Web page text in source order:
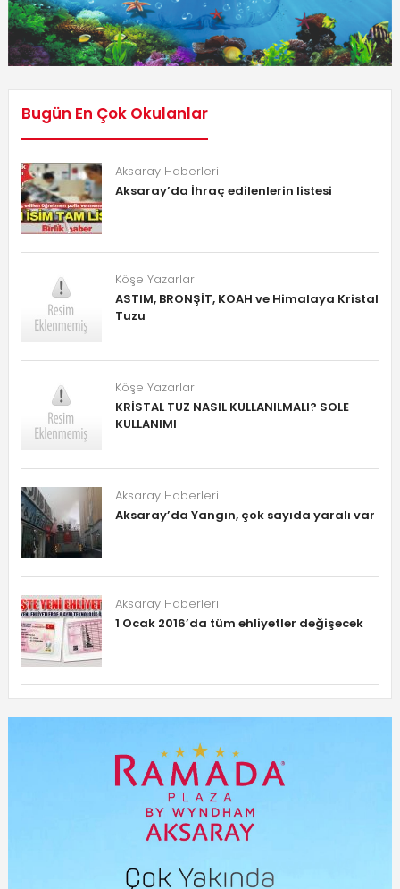
Bugün En Çok Okulanlar
Aksaray Haberleri
Aksaray’da İhraç edilenlerin listesi
Köşe Yazarları
ASTIM, BRONŞİT, KOAH ve Himalaya Kristal
Tuzu
Köşe Yazarları
KRİSTAL TUZ NASIL KULLANILMALI? SOLE
KULLANIMI
Aksaray Haberleri
Aksaray’da Yangın, çok sayıda yaralı var
Aksaray Haberleri
1 Ocak 2016’da tüm ehliyetler değişecek